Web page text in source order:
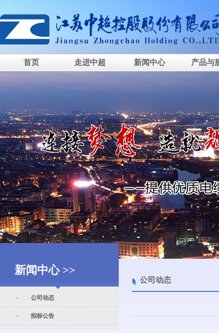
首页 走进中超 新闻中心 产品与
新闻中心 >>
公司动态
招标公告
公司动态